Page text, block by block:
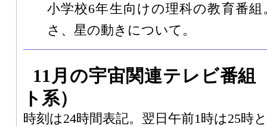
小学校6年生向けの理科の教育番
さ、星の動きについて。
11月の宇宙関連テレビ番組
ト系）
時刻は24時間表記。翌日午前1時は25時